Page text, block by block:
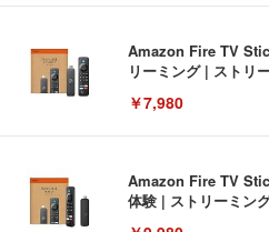
Amazon Fire TV
リーミング | ストリ
￥7,980
Amazon Fire TV
体験 | ストリーミン